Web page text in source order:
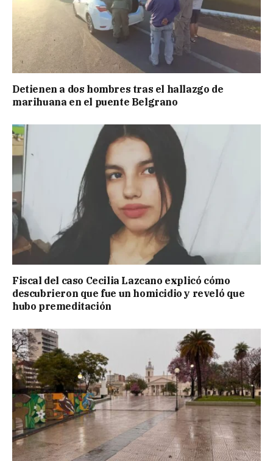
Detienen a dos hombres tras el hallazgo de
marihuana en el puente Belgrano
Fiscal del caso Cecilia Lazcano explicó cómo
descubrieron que fue un homicidio y reveló que
hubo premeditación